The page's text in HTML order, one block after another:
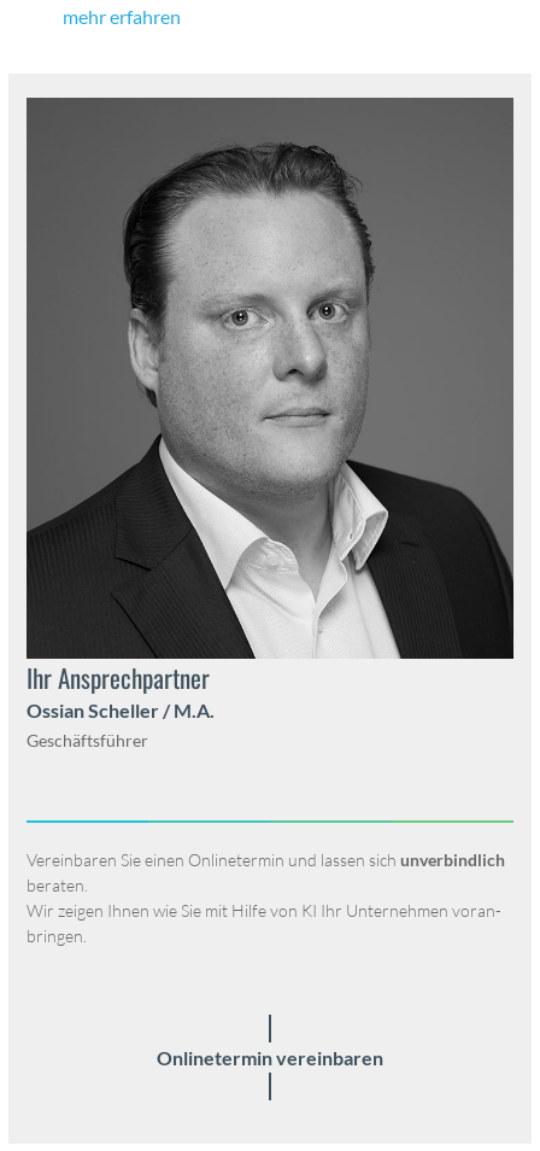
mehr erfahren
Ihr Ansprech­part­ner
Oss­ian Scheller / M.A.
Geschäfts­führer
Vere­in­baren Sie einen Onlineter­min und lassen sichunverbindlich
berat­en.
Wir zeigen Ihnen wie Sie mit Hil­fe von KI Ihr Unternehmen voran­
brin­gen.
Onlineter­min vere­in­baren